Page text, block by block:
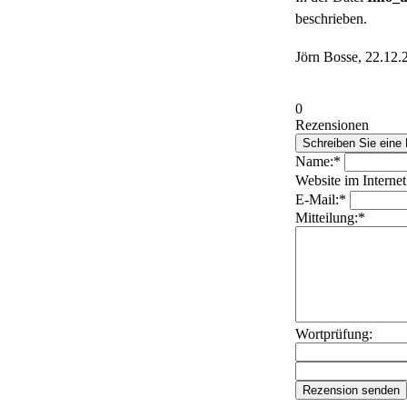
beschrieben.
Jörn Bosse,
0
Rezensionen
Name:*
Website im
E-Mail:*
Mitteilung:*
Wortprüfung: